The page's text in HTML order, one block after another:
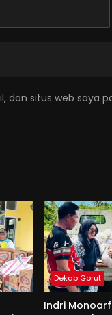
dan situs web saya
Dekab Gorut
Indri